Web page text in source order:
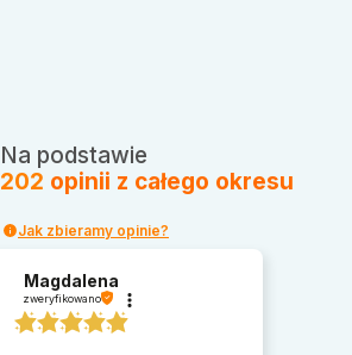
Na podstawie
202 opinii z całego okresu
Jak zbieramy opinie?
Magdalena
zweryfikowano